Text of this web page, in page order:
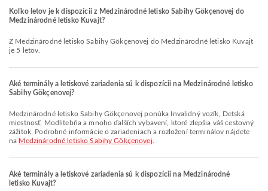
Koľko letov je k dispozícii z Medzinárodné letisko Sabihy Gökçenovej do
Medzinárodné letisko Kuvajt?
Z Medzinárodné letisko Sabihy Gökçenovej do Medzinárodné letisko Kuvajt
je 5 letov.
Aké terminály a letiskové zariadenia sú k dispozícii na Medzinárodné letisko
Sabihy Gökçenovej?
Medzinárodné letisko Sabihy Gökçenovej ponúka Invalidný vozík, Detská
miestnosť, Modlitebňa a mnoho ďalších vybavení, ktoré zlepšia váš cestovný
zážitok. Podrobné informácie o zariadeniach a rozložení terminálov nájdete
na Medzinárodné letisko Sabihy Gökçenovej
Aké terminály a letiskové zariadenia sú k dispozícii na Medzinárodné
letisko Kuvajt?